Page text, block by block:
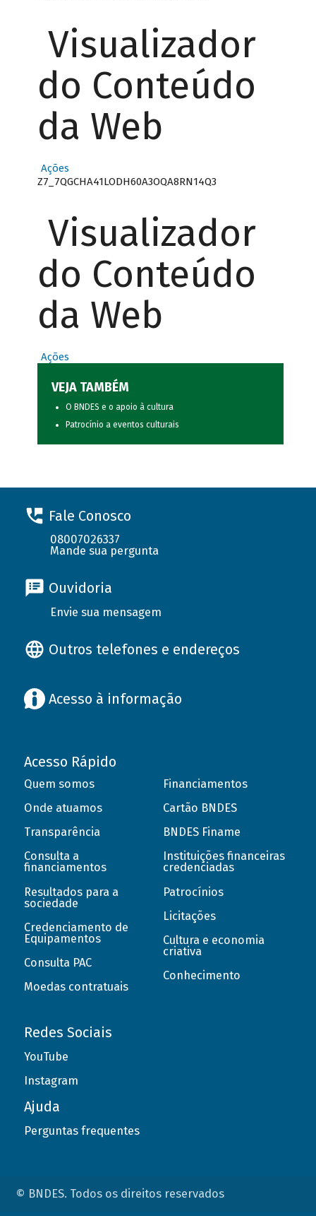
Visualizador
do Conteúdo
da Web
Ações
Z7_7QGCHA41LODH60A3OQA8RN14Q3
Visualizador
do Conteúdo
da Web
Ações
VEJA TAMBÉM
O BNDES e o apoio à cultura
Patrocínio a eventos culturais
Fale Conosco
08007026337
Mande sua pergunta
Ouvidoria
Envie sua mensagem
Outros telefones e endereços
Acesso à informação
Acesso Rápido
Quem somos
Onde atuamos
Transparência
Consulta a
financiamentos
Resultados para a
sociedade
Credenciamento de
Equipamentos
Consulta PAC
Moedas contratuais
Financiamentos
Cartão BNDES
BNDES Finame
Instituições financeiras
credenciadas
Patrocínios
Licitações
Cultura e economia
criativa
Conhecimento
Redes Sociais
YouTube
Instagram
Ajuda
Perguntas frequentes
© BNDES. Todos os direitos reservados